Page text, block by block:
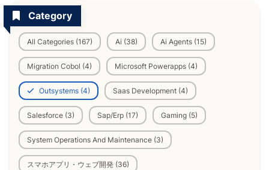
Category
All Categories (167) Ai (38) Ai Agents (15)
Migration Cobol (4) Microsoft Powerapps (4)
Outsystems (4) Saas Development (4)
Salesforce (3) Sap/Erp (17) Gaming (5)
System Operations And Maintenance (3)
スマホアプリ・ウェブ開発 (36)